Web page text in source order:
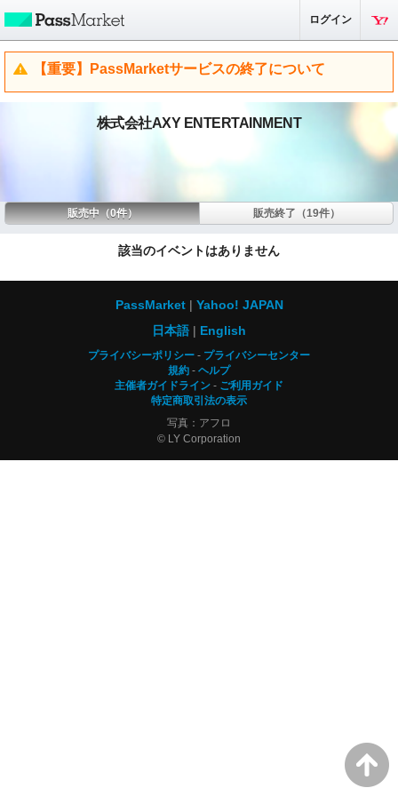
ログイン
【重要】PassMarketサービスの終了について
株式会社AXY ENTERTAINMENT
販売中（0件） 販売終了（19件）
該当のイベントはありません
PassMarket
Yahoo! JAPAN
日本語
English
プライバシーポリシー
プライバシーセンター
規約
ヘルプ
主催者ガイドライン
ご利用ガイド
特定商取引法の表示
写真：アフロ
© LY Corporation